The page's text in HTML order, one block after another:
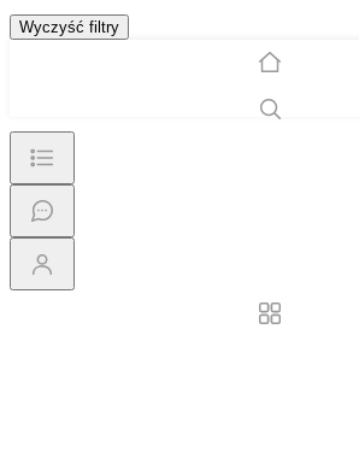
Wyczyść filtry